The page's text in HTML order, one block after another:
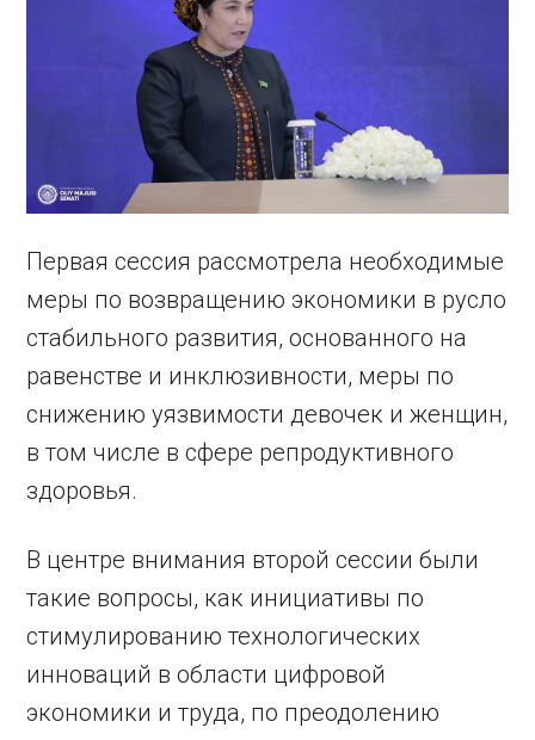
Первая сессия рассмотрела необходимые
меры по возвращению экономики в русло
стабильного развития, основанного на
равенстве и инклюзивности, меры по
снижению уязвимости девочек и женщин,
в том числе в сфере репродуктивного
здоровья.
В центре внимания второй сессии были
такие вопросы, как инициативы по
стимулированию технологических
инноваций в области цифровой
экономики и труда, по преодолению